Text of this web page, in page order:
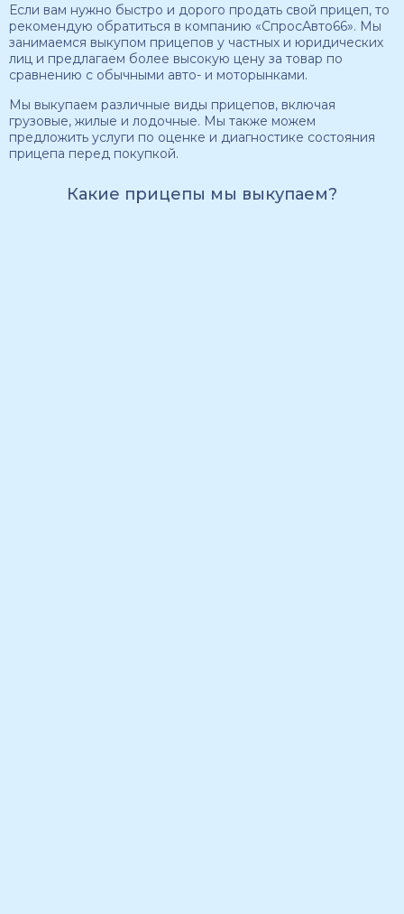
Если вам нужно быстро и дорого продать свой прицеп, то
рекомендую обратиться в компанию «СпросАвто66». Мы
занимаемся выкупом прицепов у частных и юридических
лиц и предлагаем более высокую цену за товар по
сравнению с обычными авто- и моторынками.
Мы выкупаем различные виды прицепов, включая
грузовые, жилые и лодочные. Мы также можем
предложить услуги по оценке и диагностике состояния
прицепа перед покупкой.
Какие прицепы мы выкупаем?